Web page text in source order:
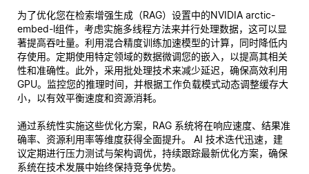
为了优化您在检索增强生成（RAG）设置中的NVIDIA arctic-
embed-l组件，考虑实施多线程方法来并行处理数据，这可以显
著提高吞吐量。利用混合精度训练加速模型的计算，同时降低内
存使用。定期使用特定领域的数据微调您的嵌入，以提高其相关
性和准确性。此外，采用批处理技术来减少延迟，确保高效利用
GPU。监控您的推理时间，并根据工作负载模式动态调整缓存大
小，以有效平衡速度和资源消耗。
通过系统性实施这些优化方案，RAG 系统将在响应速度、结果准
确率、资源利用率等维度获得全面提升。 AI 技术迭代迅速，建
议定期进行压力测试与架构调优，持续跟踪最新优化方案，确保
系统在技术发展中始终保持竞争优势。